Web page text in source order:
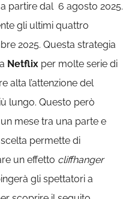
a partire dal 6 agosto 2025.
gli ultimi quattro
2025. Questa strategia
Netflix per molte serie di
alta l’attenzione del
lungo. Questo però
mese tra una parte e
scelta permette di
un effetto cliffhanger
gli spettatori a